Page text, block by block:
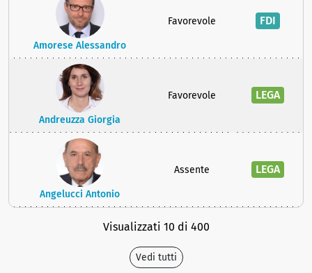
Amorese Alessandro
Favorevole FDI
Andreuzza Giorgia
Favorevole LEGA
Angelucci Antonio
Assente LEGA
Visualizzati 10 di 400
Vedi tutti